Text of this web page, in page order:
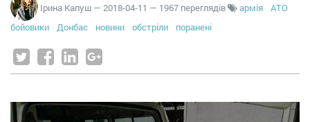
Ірина Капуш — 2018-04-11 — 1967 переглядів армія
АТО
бойовики
Донбас новини обстріли поранені